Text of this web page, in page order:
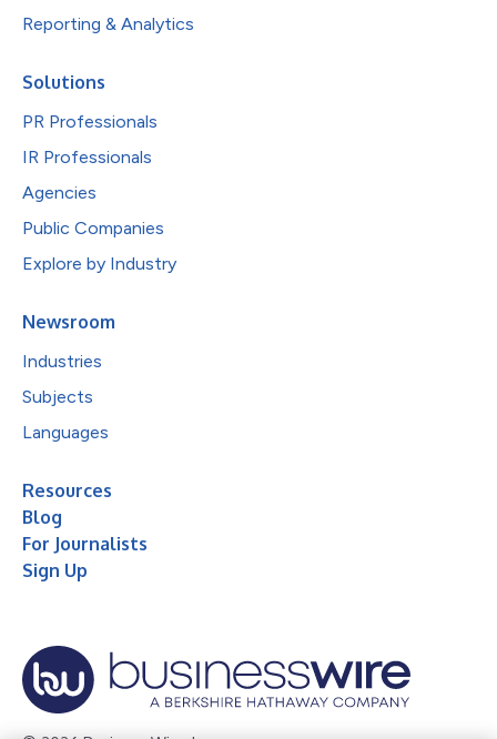
Reporting & Analytics
Solutions
PR Professionals
IR Professionals
Agencies
Public Companies
Explore by Industry
Newsroom
Industries
Subjects
Languages
Resources
Blog
For Journalists
Sign Up